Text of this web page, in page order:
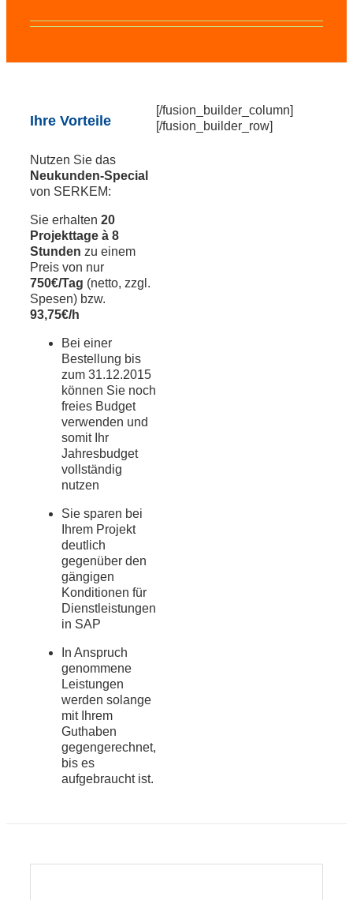
Ihre Vorteile
Nutzen Sie das
Neukunden-Special
von SERKEM:
Sie erhalten 20
Projekttage à 8
Stunden zu einem
Preis von nur
750€/Tag (netto, zzgl.
Spesen) bzw.
93,75€/h
Bei einer
Bestellung bis
zum 31.12.2015
können Sie noch
freies Budget
verwenden und
somit Ihr
Jahresbudget
vollständig
nutzen
Sie sparen bei
Ihrem Projekt
deutlich
gegenüber den
gängigen
Konditionen für
Dienstleistungen
in SAP
In Anspruch
genommene
Leistungen
werden solange
mit Ihrem
Guthaben
gegengerechnet,
bis es
aufgebraucht ist.
[/fusion_builder_column]
[/fusion_builder_row]